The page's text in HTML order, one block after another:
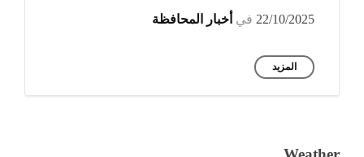
22/10/2025 في أخبار المحافظة
المزيد